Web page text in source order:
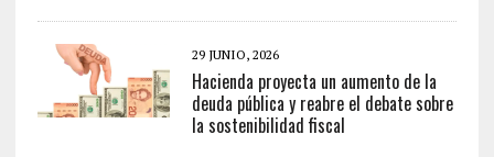
29 JUNIO, 2026
Hacienda proyecta un aumento de la
deuda pública y reabre el debate sobre
la sostenibilidad fiscal